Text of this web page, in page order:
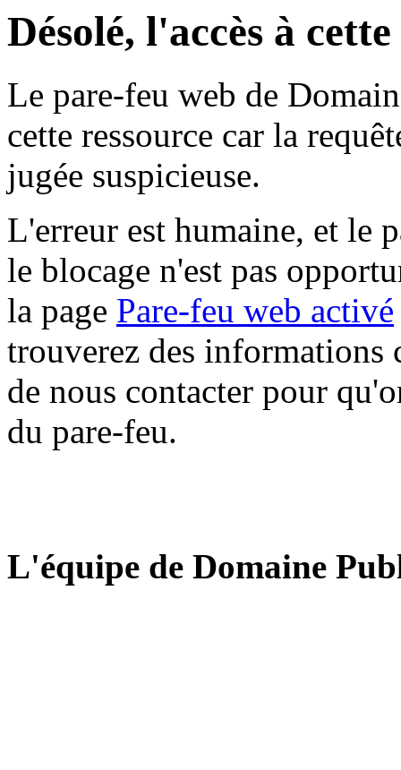
Désolé, l'accès à
Le pare-feu web de
cette ressource car la
jugée suspicieuse.
L'erreur est humaine, et le
le blocage n'est pas
la page Pare-feu web activé
trouverez des informations
de nous contacter pour
du pare-feu.
L'équipe de Domaine